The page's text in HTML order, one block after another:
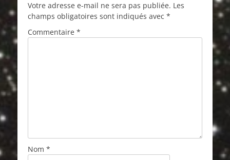
Votre adresse e-mail ne sera pas publiée. Les
champs obligatoires sont indiqués avec *
Commentaire *
Nom *